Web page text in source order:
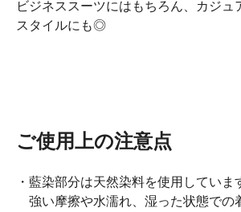
ビジネススーツにはもちろん、カジュ
スタイルにも◎
ご使用上の注意点
・藍染部分は天然染料を使用していま
強い摩擦や水濡れ、湿った状態での